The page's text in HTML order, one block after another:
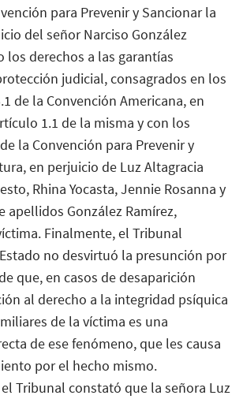
para Prevenir y Sancionar la
del señor Narciso González
los derechos a las garantías
judicial, consagrados en los
de la Convención Americana, en
1.1 de la misma y con los
la Convención para Prevenir y
en perjuicio de Luz Altagracia
Rhina Yocasta, Jennie Rosanna y
apellidos González Ramírez,
Finalmente, el Tribunal
no desvirtuó la presunción por
que, en casos de desaparición
al derecho a la integridad psíquica
de la víctima es una
de ese fenómeno, que les causa
por el hecho mismo.
Tribunal constató que la señora Luz